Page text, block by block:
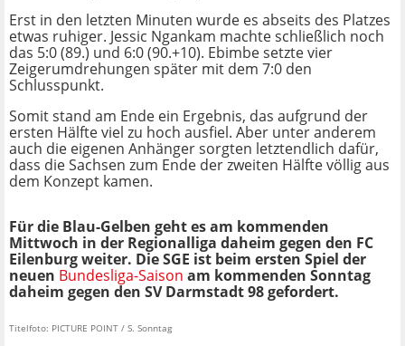
Erst in den letzten Minuten wurde es abseits des Platzes
etwas ruhiger. Jessic Ngankam machte schließlich noch
das 5:0 (89.) und 6:0 (90.+10). Ebimbe setzte vier
Zeigerumdrehungen später mit dem 7:0 den
Schlusspunkt.
Somit stand am Ende ein Ergebnis, das aufgrund der
ersten Hälfte viel zu hoch ausfiel. Aber unter anderem
auch die eigenen Anhänger sorgten letztendlich dafür,
dass die Sachsen zum Ende der zweiten Hälfte völlig aus
dem Konzept kamen.
Für die Blau-Gelben geht es am kommenden
Mittwoch in der Regionalliga daheim gegen den FC
Eilenburg weiter. Die SGE ist beim ersten Spiel der
neuen Bundesliga-Saison am kommenden Sonntag
daheim gegen den SV Darmstadt 98 gefordert.
Titelfoto: PICTURE POINT / S. Sonntag